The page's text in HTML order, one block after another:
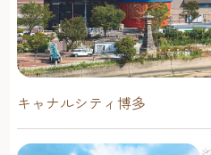
キャナルシティ博多